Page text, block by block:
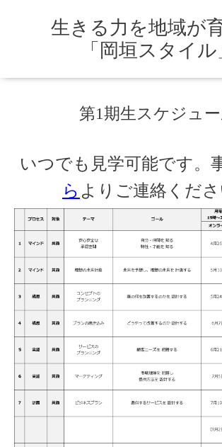
生きる力を地域が
「岡垣スタイル
第1期生スケジュ
いつでも見学可能です。
ら よりご連絡くださ